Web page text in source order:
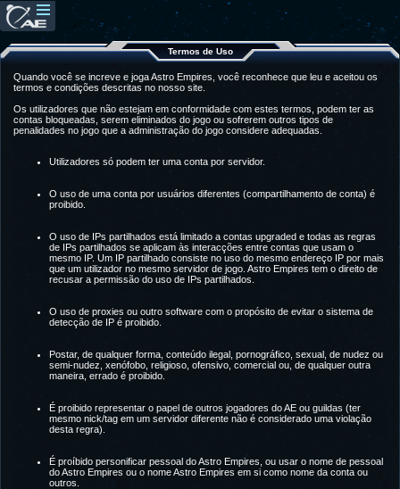
Termos de Uso
Quando você se increve e joga Astro Empires, você reconhece que leu e aceitou os
termos e condições descritas no nosso site.
Os utilizadores que não estejam em conformidade com estes termos, podem ter as
contas bloqueadas, serem eliminados do jogo ou sofrerem outros tipos de
penalidades no jogo que a administração do jogo considere adequadas.
Utilizadores só podem ter uma conta por servidor.
O uso de uma conta por usuários diferentes (compartilhamento de conta) é
proibido.
O uso de IPs partilhados está limitado a contas upgraded e todas as regras
de IPs partilhados se aplicam às interacções entre contas que usam o
mesmo IP. Um IP partilhado consiste no uso do mesmo endereço IP por mais
que um utilizador no mesmo servidor de jogo. Astro Empires tem o direito de
recusar a permissão do uso de IPs partilhados.
O uso de proxies ou outro software com o propósito de evitar o sistema de
detecção de IP é proibido.
Postar, de qualquer forma, conteúdo ilegal, pornográfico, sexual, de nudez ou
semi-nudez, xenófobo, religioso, ofensivo, comercial ou, de qualquer outra
maneira, errado é proibido.
É proibido representar o papel de outros jogadores do AE ou guildas (ter
mesmo nick/tag em um servidor diferente não é considerado uma violação
desta regra).
É proíbido personificar pessoal do Astro Empires, ou usar o nome de pessoal
do Astro Empires ou o nome Astro Empires em si como nome da conta ou
outros.